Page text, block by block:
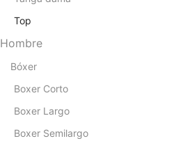
Top
Hombre
Bóxer
Boxer Corto
Boxer Largo
Boxer Semilargo